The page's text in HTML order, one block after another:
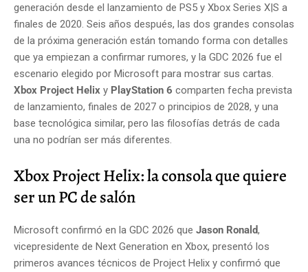
generación desde el lanzamiento de PS5 y Xbox Series X|S a
finales de 2020. Seis años después, las dos grandes consolas
de la próxima generación están tomando forma con detalles
que ya empiezan a confirmar rumores, y la GDC 2026 fue el
escenario elegido por Microsoft para mostrar sus cartas.
Xbox Project Helix y PlayStation 6 comparten fecha prevista
de lanzamiento, finales de 2027 o principios de 2028, y una
base tecnológica similar, pero las filosofías detrás de cada
una no podrían ser más diferentes.
Xbox Project Helix: la consola que quiere
ser un PC de salón
Microsoft confirmó en la GDC 2026 que Jason Ronald,
vicepresidente de Next Generation en Xbox, presentó los
primeros avances técnicos de Project Helix y confirmó que